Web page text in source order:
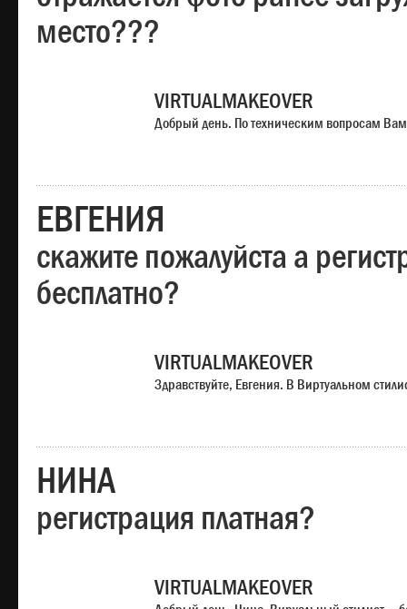
место???
VIRTUALMAKEOVER
Добрый день. По техническим вопросам
ЕВГЕНИЯ
скажите пожалуйста а
бесплатно?
VIRTUALMAKEOVER
Здравствуйте, Евгения. В Виртуальном
НИНА
регистрация платная?
VIRTUALMAKEOVER